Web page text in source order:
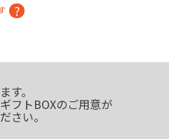
す。
フトBOXのご用意が
さい。